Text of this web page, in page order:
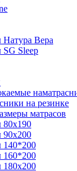
Вера
Sleep
на резинке
матрасов
80x190
90x200
140*200
160*200
180x200